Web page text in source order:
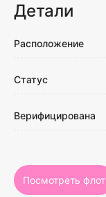
Детали
Расположение
Статус
Верифицирована
Посмотреть флот